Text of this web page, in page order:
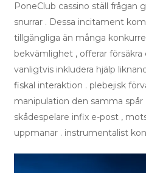
PoneClub cassino ställ frågan
snurrar . Dessa incitament
tillgängliga än många
bekvämlighet , offerar
vanligtvis inkludera hjälp
fiskal interaktion . plebejisk
manipulation den samma
skådespelare infix e-post ,
uppmanar . instrumentalist